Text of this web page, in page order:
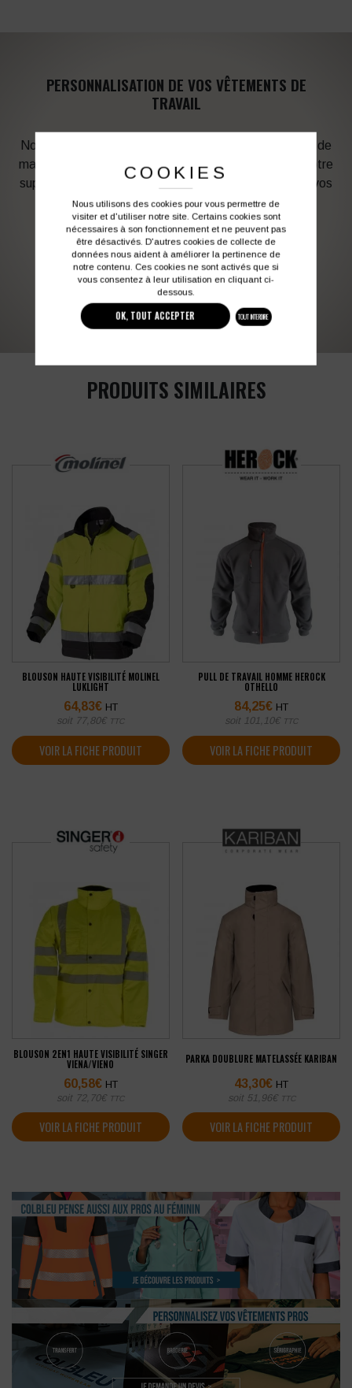
PERSONNALISATION DE VOS VÊTEMENTS DE
TRAVAIL
Notre graphiste connait les produits et les techniques de
marquage. Elle sera à votre service afin d’optimiser votre
support en fonction des contraintes techniques et de vos
besoins d’image. Profitez de son expérience !
Vous souhaitez avoir plus d’informations ?
contact@colbleu.fr
PRODUITS SIMILAIRES
BLOUSON HAUTE VISIBILITÉ MOLINEL
LUKLIGHT
64,83€ HT
soit 77,80€ TTC
VOIR LA FICHE PRODUIT
PULL DE TRAVAIL HOMME HEROCK
OTHELLO
84,25€ HT
soit 101,10€ TTC
VOIR LA FICHE PRODUIT
BLOUSON 2EN1 HAUTE VISIBILITÉ SINGER
VIENA/VIENO
60,58€ HT
soit 72,70€ TTC
VOIR LA FICHE PRODUIT
PARKA DOUBLURE MATELASSÉE KARIBAN
43,30€ HT
soit 51,96€ TTC
VOIR LA FICHE PRODUIT
COOKIES
Nous utilisons des cookies pour vous permettre de
visiter et d'utiliser notre site. Certains cookies sont
nécessaires à son fonctionnement et ne peuvent pas
être désactivés. D'autres cookies de collecte de
données nous aident à améliorer la pertinence de
notre contenu. Ces cookies ne sont activés que si
vous consentez à leur utilisation en cliquant ci-
dessous.
OK, TOUT ACCEPTER TOUT INTERDIRE